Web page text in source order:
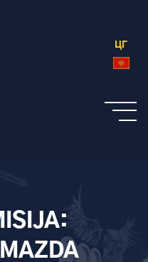
ЦГ